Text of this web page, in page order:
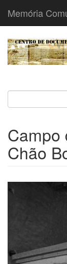
Passar
para
Memória
Campo
Chão